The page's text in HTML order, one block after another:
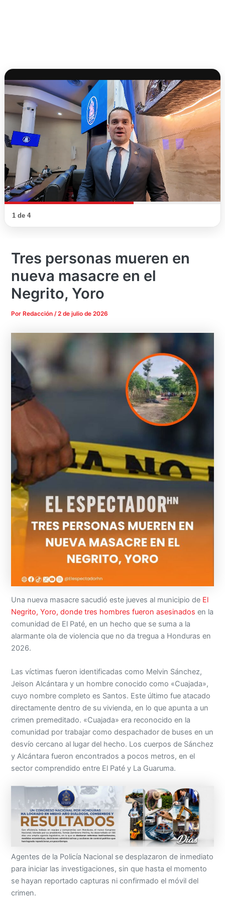
1 de 4
Tres personas mueren en
nueva masacre en el
Negrito, Yoro
Por Redacción/2 de julio de 2026
Una nueva masacre sacudió este jueves al municipio de El
Negrito, Yoro, donde tres hombres fueron asesinados en la
comunidad de El Paté, en un hecho que se suma a la
alarmante ola de violencia que no da tregua a Honduras en
2026.
Las víctimas fueron identificadas como Melvin Sánchez,
Jeison Alcántara y un hombre conocido como «Cuajada»,
cuyo nombre completo es Santos. Este último fue atacado
directamente dentro de su vivienda, en lo que apunta a un
crimen premeditado. «Cuajada» era reconocido en la
comunidad por trabajar como despachador de buses en un
desvío cercano al lugar del hecho. Los cuerpos de Sánchez
y Alcántara fueron encontrados a pocos metros, en el
sector comprendido entre El Paté y La Guaruma.
Agentes de la Policía Nacional se desplazaron de inmediato
para iniciar las investigaciones, sin que hasta el momento
se hayan reportado capturas ni confirmado el móvil del
crimen.